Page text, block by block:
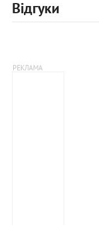
Відгуки